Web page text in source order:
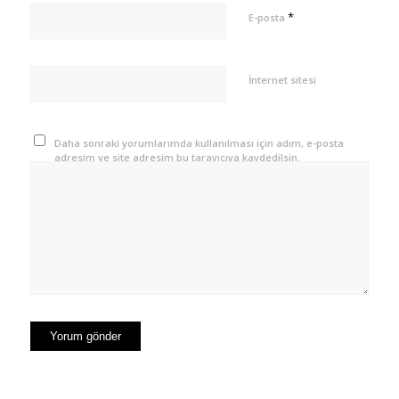
E-posta *
İnternet sitesi
Daha sonraki yorumlarımda kullanılması için adım, e-posta
adresim ve site adresim bu tarayıcıya kaydedilsin.